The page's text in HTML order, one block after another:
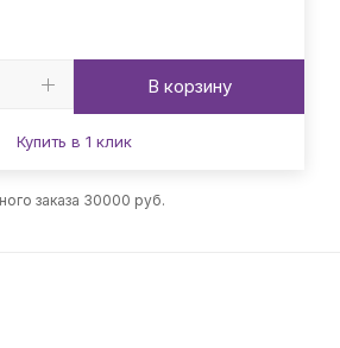
В корзину
Купить в 1 клик
заказа 30000 руб.